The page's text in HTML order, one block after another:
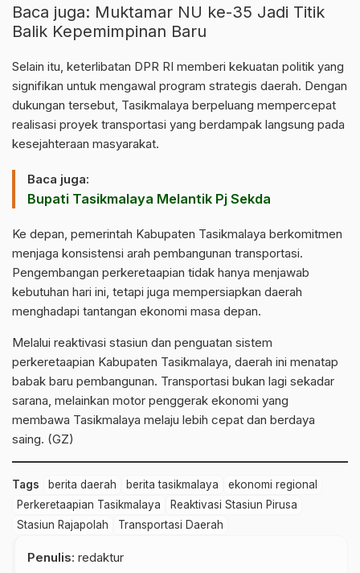
Baca juga: Muktamar NU ke-35 Jadi Titik
Balik Kepemimpinan Baru
Selain itu, keterlibatan DPR RI memberi kekuatan politik yang
signifikan untuk mengawal program strategis daerah. Dengan
dukungan tersebut, Tasikmalaya berpeluang mempercepat
realisasi proyek transportasi yang berdampak langsung pada
kesejahteraan masyarakat.
Baca juga:
Bupati Tasikmalaya Melantik Pj Sekda
Ke depan, pemerintah Kabupaten Tasikmalaya berkomitmen
menjaga konsistensi arah pembangunan transportasi.
Pengembangan perkeretaapian tidak hanya menjawab
kebutuhan hari ini, tetapi juga mempersiapkan daerah
menghadapi tantangan ekonomi masa depan.
Melalui reaktivasi stasiun dan penguatan sistem
perkeretaapian Kabupaten Tasikmalaya, daerah ini menatap
babak baru pembangunan. Transportasi bukan lagi sekadar
sarana, melainkan motor penggerak ekonomi yang
membawa Tasikmalaya melaju lebih cepat dan berdaya
saing. (GZ)
Tags berita daerah berita tasikmalaya
ekonomi regional
Perkeretaapian Tasikmalaya
Reaktivasi Stasiun Pirusa
Stasiun Rajapolah
Transportasi Daerah
Penulis: redaktur